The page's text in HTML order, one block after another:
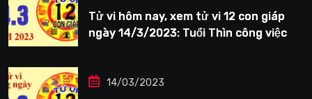
Tử vi hôm nay, xem tử vi 12 con giáp
ngày 14/3/2023: Tuổi Thìn công việc
14/03/2023